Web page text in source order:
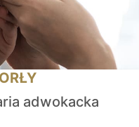
adwokacka